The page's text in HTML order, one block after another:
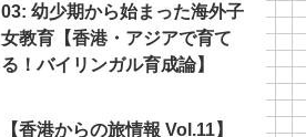
03: 幼少期から始まった海外子
女教育【香港・アジアで育て
る！バイリンガル育成論】
【香港からの旅情報 Vol.11】